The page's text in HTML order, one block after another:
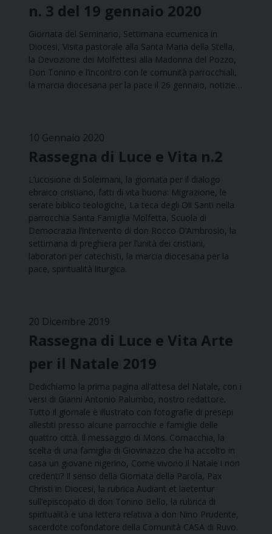
n. 3 del 19 gennaio 2020
Giornata del Seminario, Settimana ecumenica in
Diocesi, Visita pastorale alla Santa Maria della Stella,
la Devozione dei Molfettesi alla Madonna del Pozzo,
Don Tonino e l’incontro con le comunità parrocchiali,
la marcia diocesana per la pace il 26 gennaio, notizie…
10 Gennaio 2020
Rassegna di Luce e Vita n.2
L’uccisione di Soleimani, la giornata per il dialogo
ebraico cristiano, fatti di vita buona: Migrazione, le
serate biblico teologiche, La teca degli Oli Santi nella
parrocchia Santa Famiglia Molfetta, Scuola di
Democrazia l’intervento di don Rocco D’Ambrosio, la
settimana di preghiera per l’unità dei cristiani,
laboratori per catechisti, la marcia diocesana per la
pace, spiritualità liturgica.
20 Dicembre 2019
Rassegna di Luce e Vita Arte
per il Natale 2019
Dedichiamo la prima pagina all’attesa del Natale, con i
versi di Gianni Antonio Palumbo, nostro redattore.
Tutto il giornale è illustrato con fotografie di presepi
allestiti presso alcune parrocchie e famiglie delle
quattro città. Il messaggio di Mons. Cornacchia, la
scelta di una famiglia di Giovinazzo che ha accolto in
casa un giovane nigerino, Come vivono il Natale i non
credenti? Il senso della Giornata della Parola, Pax
Christi in Diocesi, la rubrica Audiant et laetentur
sull’episcopato di don Tonino Bello, la rubrica di
spiritualità e una lettera relativa a don Nino Prudente,
sacerdote cofondatore della Comunità CASA di Ruvo.